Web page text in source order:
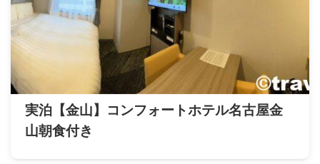
実泊【金山】コンフォートホテル名古屋金
山朝食付き